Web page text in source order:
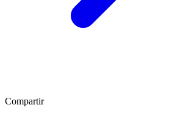
Compartir